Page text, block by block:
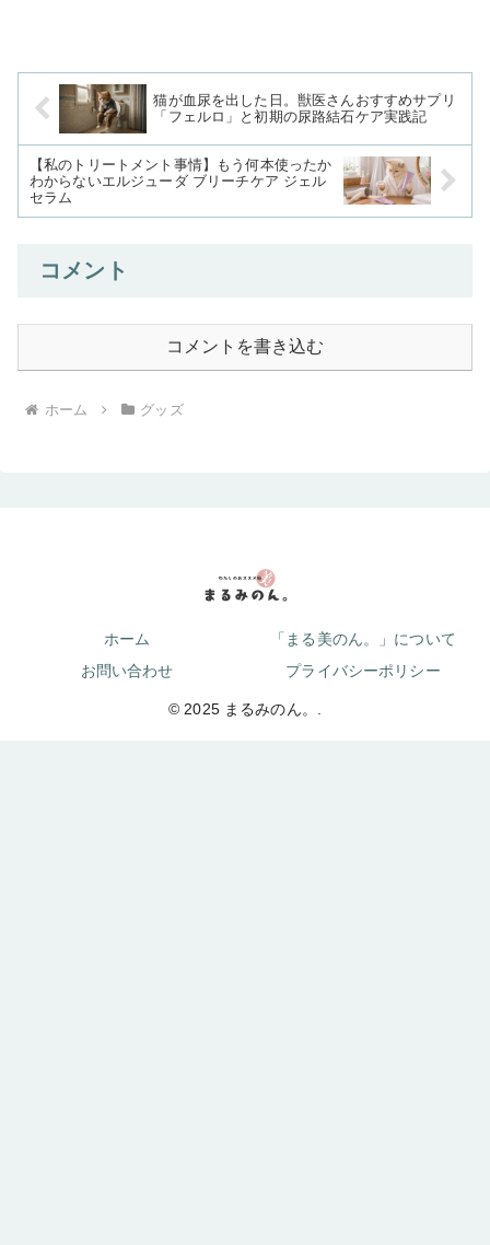
猫が血尿を出した日。獣医さんおすすめサプリ
「フェルロ」と初期の尿路結石ケア実践記
【私のトリートメント事情】もう何本使ったか
わからないエルジューダ ブリーチケア ジェル
セラム
コメント
コメントを書き込む
ホーム グッズ
ホーム
「まる美のん。」について
お問い合わせ
プライバシーポリシー
© 2025 まるみのん。.